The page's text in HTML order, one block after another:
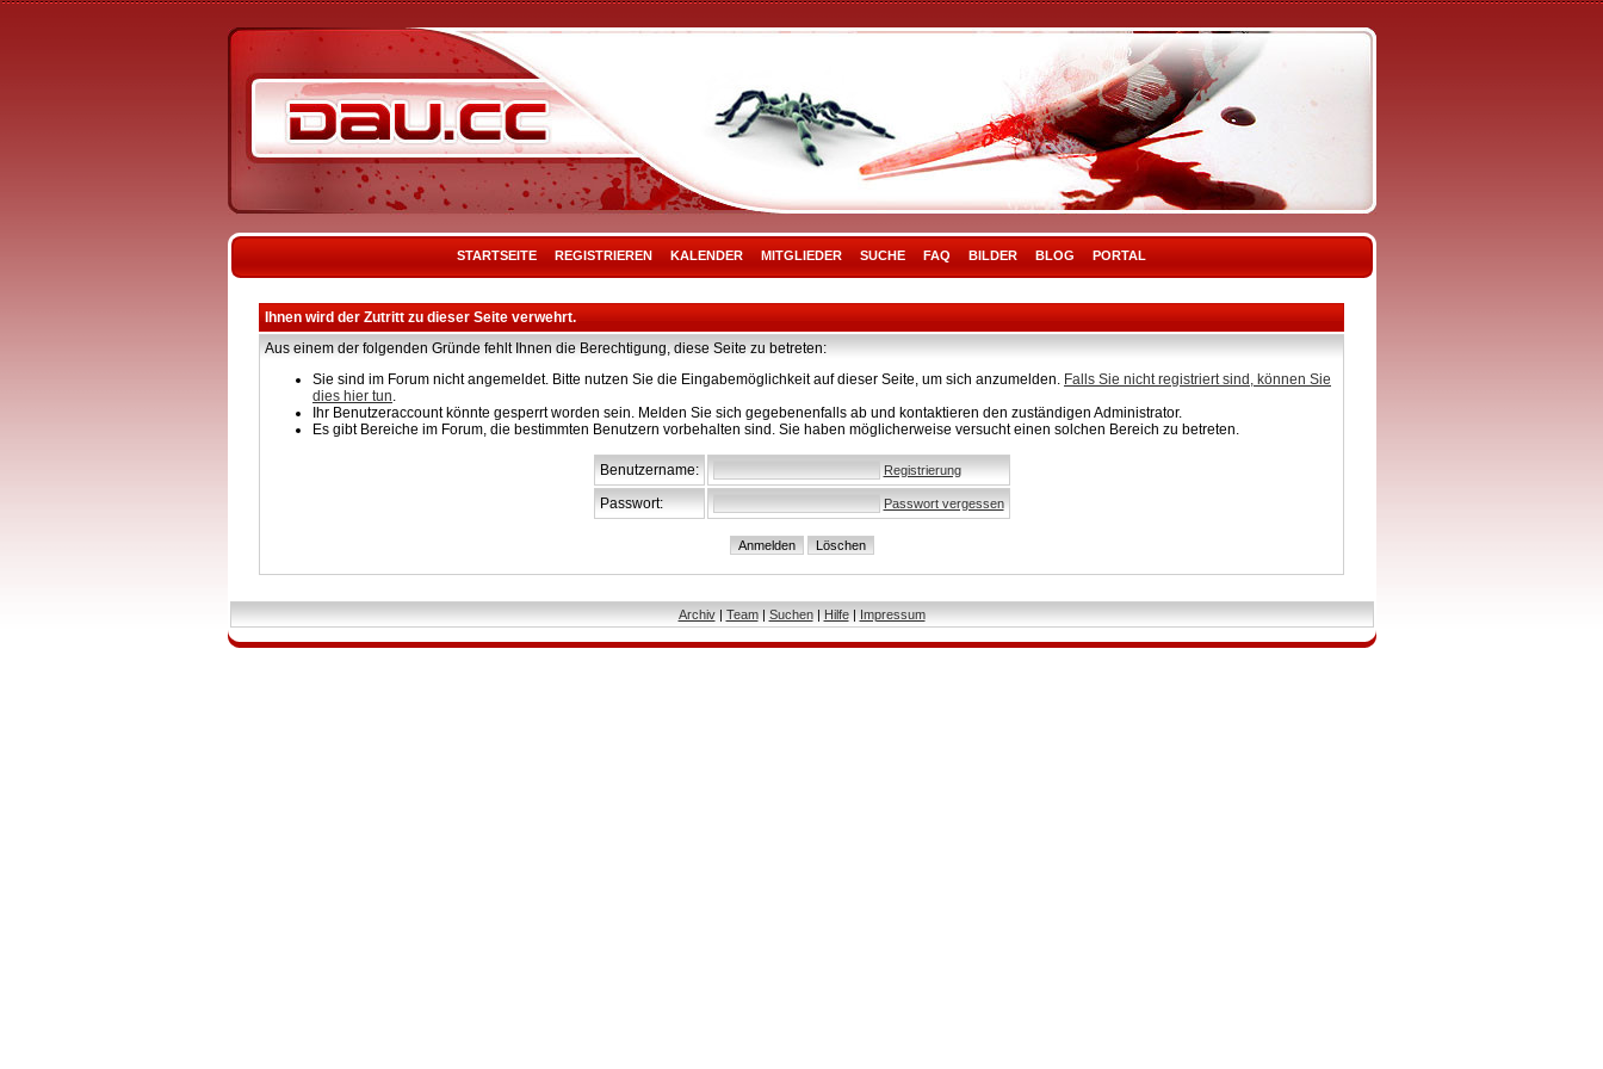
STARTSEITE REGISTRIEREN KALENDER MITGLIEDER SUCHE FAQ BILDER BLOG PORTAL
Ihnen wird der Zutritt zu dieser Seite verwehrt.
Aus einem der folgenden Gründe fehlt Ihnen die Berechtigung, diese Seite zu betreten:
Sie sind im Forum nicht angemeldet. Bitte nutzen Sie die Eingabemöglichkeit auf dieser Seite, um sich anzumelden. Falls Sie nicht registriert sind, können Sie
dies hier tun.
Ihr Benutzeraccount könnte gesperrt worden sein. Melden Sie sich gegebenenfalls ab und kontaktieren den zuständigen Administrator.
Es gibt Bereiche im Forum, die bestimmten Benutzern vorbehalten sind. Sie haben möglicherweise versucht einen solchen Bereich zu betreten.
Benutzername: Registrierung
Passwort: Passwort vergessen
Archiv| Team| Suchen| Hilfe| Impressum